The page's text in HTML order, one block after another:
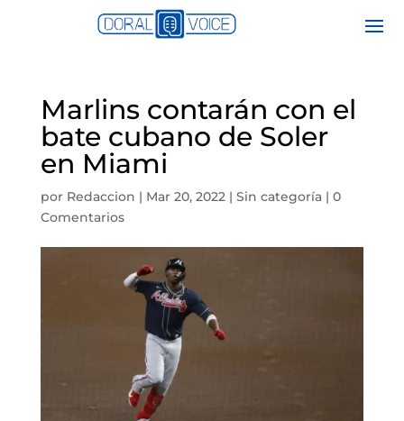
Marlins contarán con el
bate cubano de Soler
en Miami
por Redaccion | Mar 20, 2022| Sin categoría| 0
Comentarios